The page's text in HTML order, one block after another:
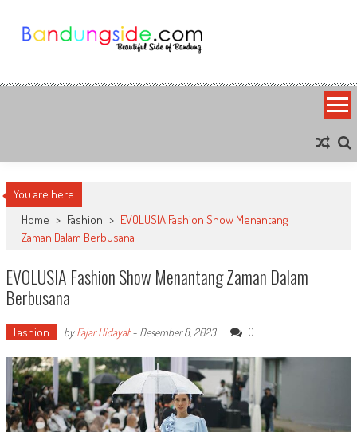
content
Bandung Side
You are here
Home > Fashion > EVOLUSIA Fashion Show Menantang
Zaman Dalam Berbusana
EVOLUSIA Fashion Show Menantang Zaman Dalam
Berbusana
Fashion byFajar Hidayat- Desember 8, 2023 0